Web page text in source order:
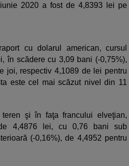
2020 a fost de 4,8393 lei pe
cu dolarul american, cursul
în scădere cu 3,09 bani (-0,75%),
joi, respectiv 4,1089 de lei pentru
este cel mai scăzut nivel din 11
şi în faţa francului elveţian,
4,4876 lei, cu 0,76 bani sub
(-0,16%), de 4,4952 pentru